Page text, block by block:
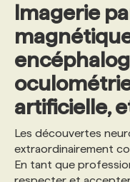
Imagerie
artificielle,
Les découvertes
extraordinairement
En tant que